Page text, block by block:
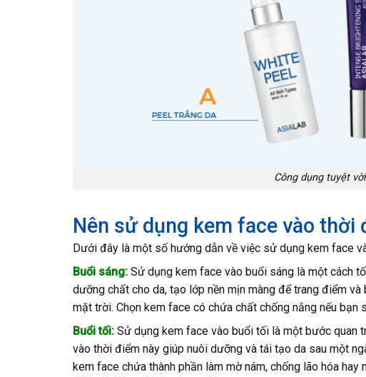
Công dụng tuyệt
Nên sử dụng kem face vào thời
Dưới đây là một số hướng dẫn về việc sử dụng kem face
Buổi sáng: Sử dụng kem face vào buổi sáng là một cách
dưỡng chất cho da, tạo lớp nền mịn màng để trang điểm
mặt trời. Chọn kem face có chứa chất chống nắng nếu bạn
Buổi tối: Sử dụng kem face vào buổi tối là một bước quan
vào thời điểm này giúp nuôi dưỡng và tái tạo da sau một
kem face chứa thành phần làm mờ nám, chống lão hóa